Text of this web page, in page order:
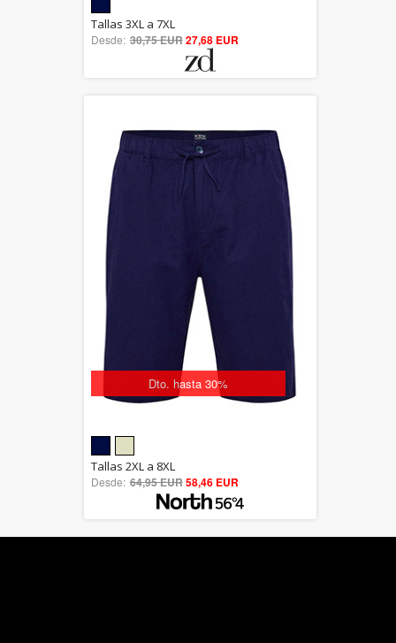
5.00
out of 5
Tallas 3XL a 7XL
Desde: 30,75 EUR27,68 EUR
Dto. hasta 30%
5.00
out of 5
Tallas 2XL a 8XL
Desde: 64,95 EUR58,46 EUR